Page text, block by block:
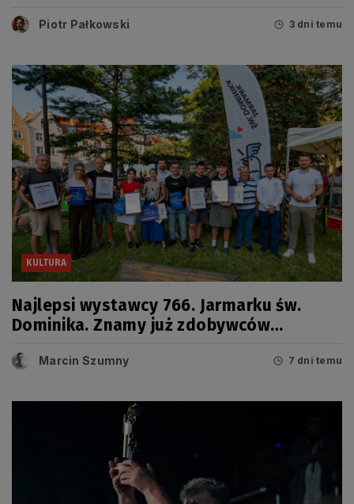
Piotr Pałkowski 3 dni temu
KULTURA
Najlepsi wystawcy 766. Jarmarku św.
Dominika. Znamy już zdobywców
Marcin Szumny 7 dni temu